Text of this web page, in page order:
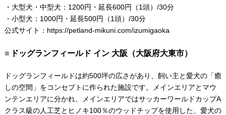
・大型犬・中型犬：1200円・延長600円（1頭）/30分
・小型犬：1000円・延長500円（1頭）/30分
公式サイト： https://petland-mikuni.com/izumigaoka
ドッグランフィールド イン 大阪（大阪府大東市）
ドッグランフィールドは約500坪の広さがあり、飼い主と愛犬の「癒
しの空間」をコンセプトに作られた施設です。メインエリアとマウ
ンテンエリアに分かれ、メインエリアではサッカーワールドカップA
クラス級の人工芝とヒノキ100％のウッドチップを使用した、愛犬の